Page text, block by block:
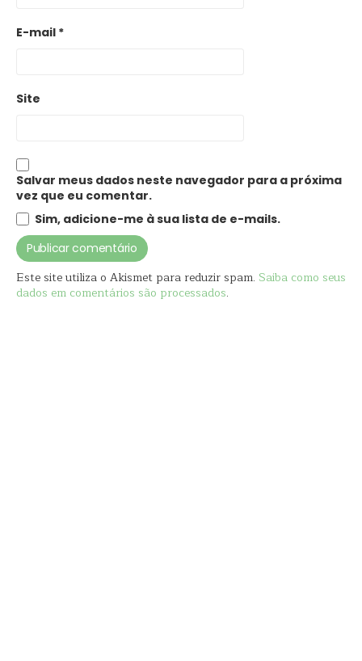
E-mail *
Site
Salvar meus dados neste navegador para a próxima
vez que eu comentar.
Sim, adicione-me à sua lista de e-mails.
Este site utiliza o Akismet para reduzir spam. Saiba como seus
dados em comentários são processados.